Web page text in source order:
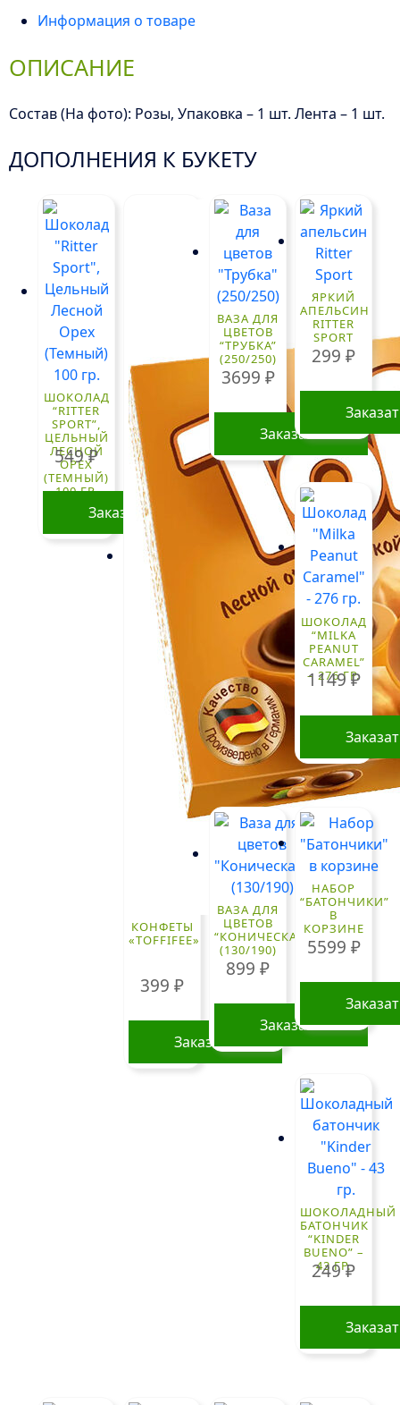
Информация о товаре
ОПИСАНИЕ
Состав (На фото): Розы, Упаковка – 1 шт. Лента – 1 шт.
ДОПОЛНЕНИЯ К БУКЕТУ
ШОКОЛАД
“RITTER
SPORT”,
ЦЕЛЬНЫЙ
ЛЕСНОЙ
ОРЕХ
(ТЕМНЫЙ)
100 ГР.
549₽
Заказать
КОНФЕТЫ
«TOFFIFEE»
399₽
Заказать
ВАЗА ДЛЯ
ЦВЕТОВ
“ТРУБКА”
(250/250)
3699 ₽
Заказать
ЯРКИЙ
АПЕЛЬСИН
RITTER
SPORT
299₽
ШОКОЛАД
“MILKA
PEANUT
CARAMEL”
– 276 ГР.
1149₽
ВАЗА ДЛЯ
ЦВЕТОВ
“КОНИЧЕСКАЯ”
(130/190)
899₽
Заказать
НАБОР
“БАТОНЧИКИ”
В
КОРЗИНЕ
5599 ₽
ШОКОЛАДНЫЙ
БАТОНЧИК
“KINDER
BUENO” –
43 ГР.
249₽